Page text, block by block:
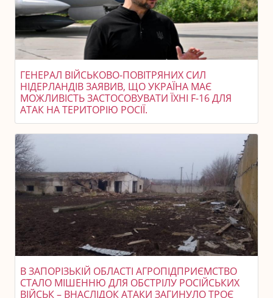
ГЕНЕРАЛ ВІЙСЬКОВО-ПОВІТРЯНИХ СИЛ
НІДЕРЛАНДІВ ЗАЯВИВ, ЩО УКРАЇНА МАЄ
МОЖЛИВІСТЬ ЗАСТОСОВУВАТИ ЇХНІ F-16 ДЛЯ
АТАК НА ТЕРИТОРІЮ РОСІЇ.
В ЗАПОРІЗЬКІЙ ОБЛАСТІ АГРОПІДПРИЄМСТВО
СТАЛО МІШЕННЮ ДЛЯ ОБСТРІЛУ РОСІЙСЬКИХ
ВІЙСЬК – ВНАСЛІДОК АТАКИ ЗАГИНУЛО ТРОЄ